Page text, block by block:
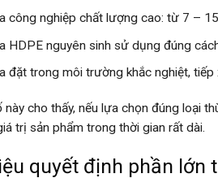
công nghiệp chất lượng cao: từ 7 –
HDPE nguyên sinh sử dụng đúng
đặt trong môi trường khắc nghiệt,
này cho thấy, nếu lựa chọn đúng loại
trị sản phẩm trong thời gian rất dài.
quyết định phần lớn